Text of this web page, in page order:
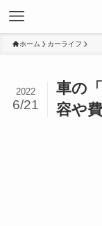
ホーム カーライフ
車の
容や
2022
6/21